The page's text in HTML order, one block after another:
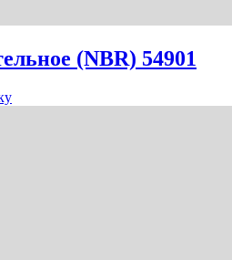
(NBR) 54901